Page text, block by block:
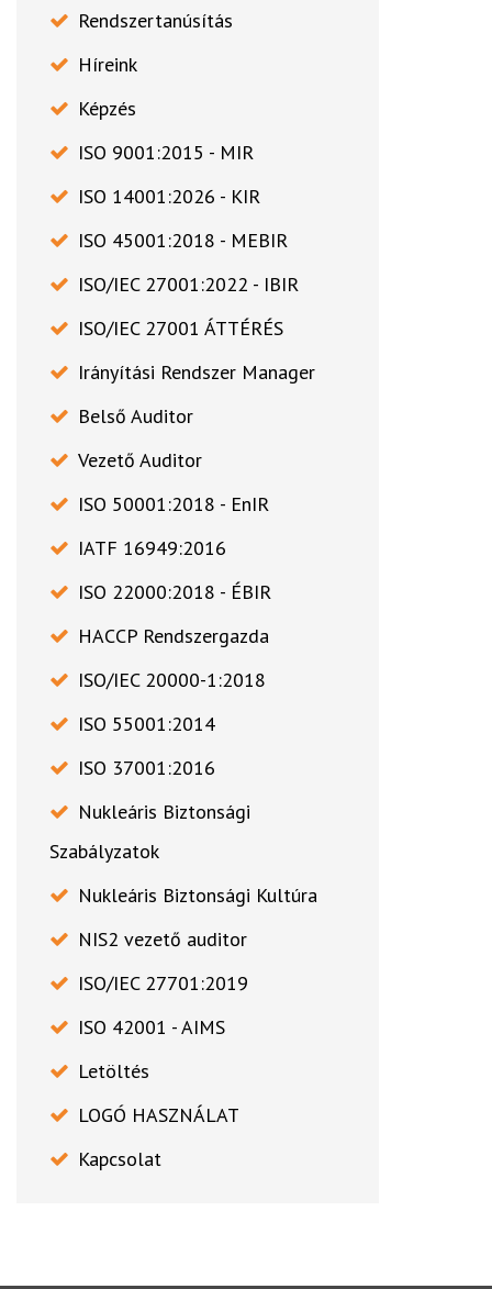
Rendszertanúsítás
Híreink
Képzés
ISO 9001:2015 - MIR
ISO 14001:2026 - KIR
ISO 45001:2018 - MEBIR
ISO/IEC 27001:2022 - IBIR
ISO/IEC 27001 ÁTTÉRÉS
Irányítási Rendszer Manager
Belső Auditor
Vezető Auditor
ISO 50001:2018 - EnIR
IATF 16949:2016
ISO 22000:2018 - ÉBIR
HACCP Rendszergazda
ISO/IEC 20000-1:2018
ISO 55001:2014
ISO 37001:2016
Nukleáris Biztonsági
Szabályzatok
Nukleáris Biztonsági Kultúra
NIS2 vezető auditor
ISO/IEC 27701:2019
ISO 42001 - AIMS
Letöltés
LOGÓ HASZNÁLAT
Kapcsolat